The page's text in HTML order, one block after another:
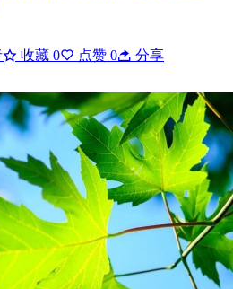
收藏 0 点赞 0 分享